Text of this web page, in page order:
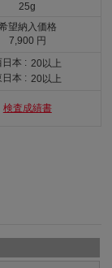
25g
望納入価格
7,900 円
日本 : 20以上
日本 : 20以上
検査成績書